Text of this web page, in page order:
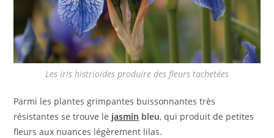
Les iris histrioïdes produire des fleurs tachetées
Parmi les plantes grimpantes buissonnantes très
résistantes se trouve le jasmin bleu, qui produit de petites
fleurs aux nuances légèrement lilas.